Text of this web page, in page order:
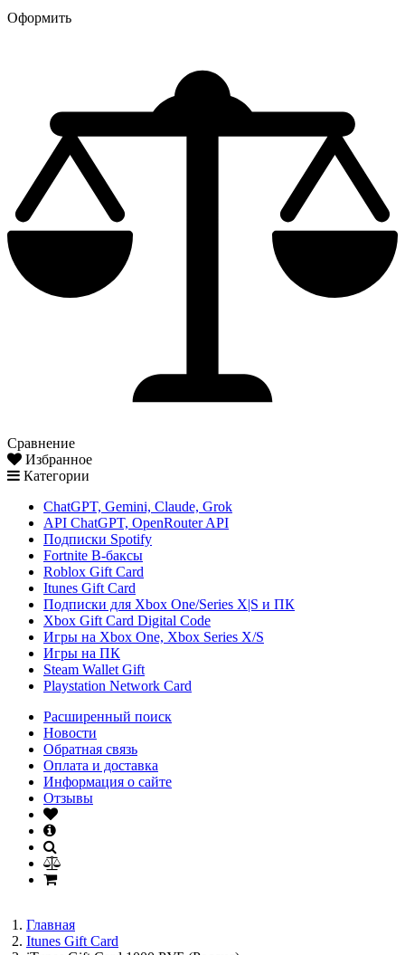
Оформить
Сравнение
Избранное
Категории
ChatGPT, Gemini, Claude, Grok
API ChatGPT, OpenRouter API
Подписки Spotify
Fortnite В-баксы
Roblox Gift Card
Itunes Gift Card
Подписки для Xbox One/Series X|S и ПК
Xbox Gift Card Digital Code
Игры на Xbox One, Xbox Series X/S
Игры на ПК
Steam Wallet Gift
Playstation Network Card
Расширенный поиск
Новости
Обратная связь
Оплата и доставка
Информация о сайте
Отзывы
Главная
Itunes Gift Card